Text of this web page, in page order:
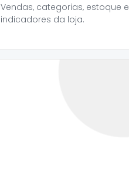
Vendas, categorias, estoque e
indicadores da loja.